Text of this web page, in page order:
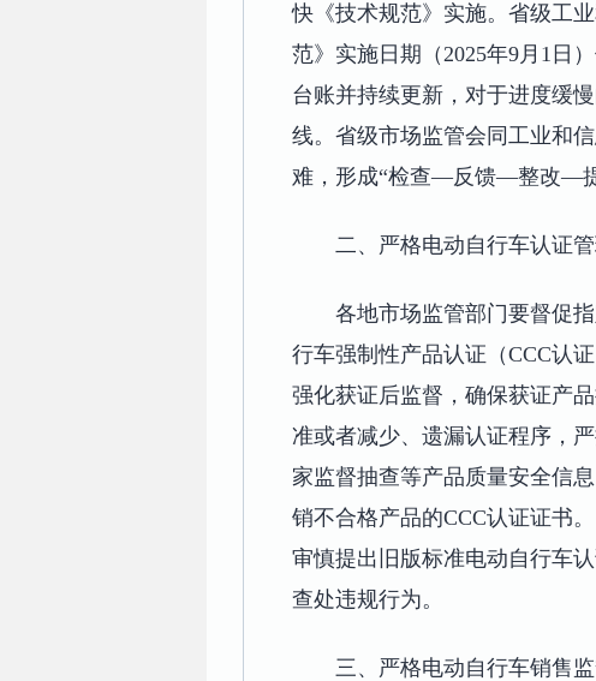
快《技术规范》实施。省级工
范》实施日期（2025年9月1日
台账并持续更新，对于进度缓
线。省级市场监管会同工业和
难，形成“检查—反馈—整改—提
二、严格电动自行车认证
各地市场监管部门要督促
行车强制性产品认证（CCC认
强化获证后监督，确保获证产
准或者减少、遗漏认证程序，
家监督抽查等产品质量安全信
销不合格产品的CCC认证证书
审慎提出旧版标准电动自行车
查处违规行为。
三、严格电动自行车销售